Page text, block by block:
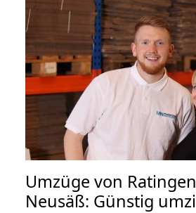
Umzüge von
Neusäß: Günstig